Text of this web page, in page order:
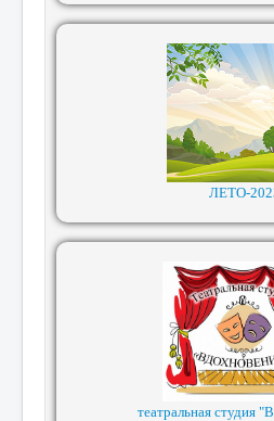
ЛЕТО-
театральная студия